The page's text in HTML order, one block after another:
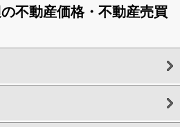
不動産価格・不動産売買